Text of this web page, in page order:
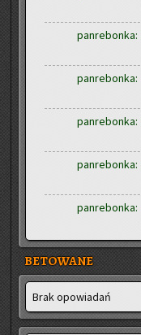
panrebonka:
panrebonka:
panrebonka:
panrebonka:
panrebonka:
BETOWANE
Brak opo­wia­dań